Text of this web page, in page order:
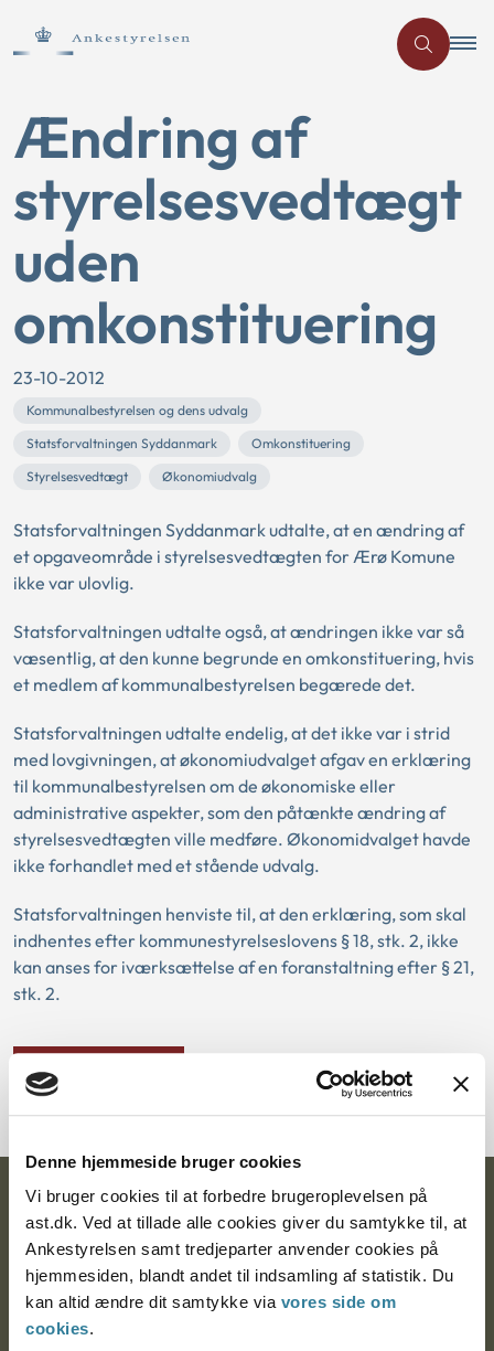
Denne hjemmeside bruger cookies
Vi bruger cookies til at forbedre brugeroplevelsen på
ast.dk. Ved at tillade alle cookies giver du samtykke til, at
Ankestyrelsen samt tredjeparter anvender cookies på
hjemmesiden, blandt andet til indsamling af statistik. Du
kan altid ændre dit samtykke via vores side om
cookies.
Ændring af
styrelsesvedtægt
uden
omkonstituering
23-10-2012
Kommunalbestyrelsen og dens udvalg
Statsforvaltningen Syddanmark
Omkonstituering
Styrelsesvedtægt
Økonomiudvalg
Statsforvaltningen Syddanmark udtalte, at en ændring af
et opgaveområde i styrelsesvedtægten for Ærø Komune
ikke var ulovlig.
Statsforvaltningen udtalte også, at ændringen ikke var så
væsentlig, at den kunne begrunde en omkonstituering, hvis
et medlem af kommunalbestyrelsen begærede det.
Statsforvaltningen udtalte endelig, at det ikke var i strid
med lovgivningen, at økonomiudvalget afgav en erklæring
til kommunalbestyrelsen om de økonomiske eller
administrative aspekter, som den påtænkte ændring af
styrelsesvedtægten ville medføre. Økonomidvalget havde
ikke forhandlet med et stående udvalg.
Statsforvaltningen henviste til, at den erklæring, som skal
indhentes efter kommunestyrelseslovens § 18, stk. 2, ikke
kan anses for iværksættelse af en foranstaltning efter § 21,
stk. 2.
Download PDF
Ankestyrelsen
Postadresse:
Nytorv 7, 2. sal
9000 Aalborg